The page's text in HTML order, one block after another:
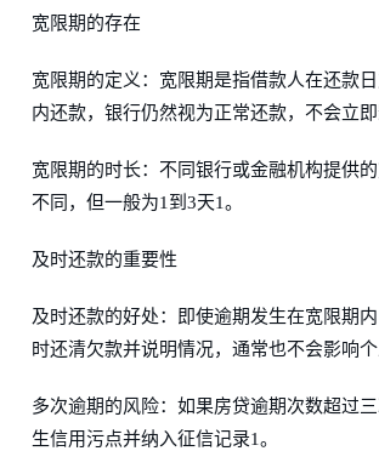
宽限期的存在
宽限期的定义：宽限期是指借款人在还款
内还款，银行仍然视为正常还款，不会立即
宽限期的时长：不同银行或金融机构提供
不同，但一般为1到3天1。
及时还款的重要性
及时还款的好处：即使逾期发生在宽限期
时还清欠款并说明情况，通常也不会影响个
多次逾期的风险：如果房贷逾期次数超过
生信用污点并纳入征信记录1。